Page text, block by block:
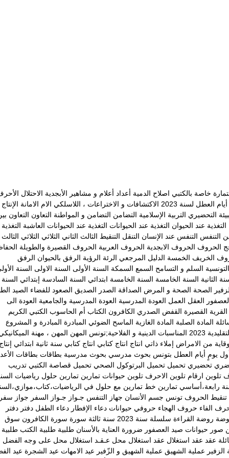
خاصة بالكتبي اصلاح الدمية أعداد أعلام و مشاهير الأبجدية الاحتلال
العطل لسنة 2023
الاكتشافات و الاختراعات ، اللاسلكي الام الامانة الإنتاج
التحضيري التربية الإسلامية التضامن التضامن و المواطنة التعاون التعاون
التغذية عند الحيوان التغذية عند الحيوانات التغذية عند الحيوانات العاشبة
التنفس التنفس عند الإنسان التنقل التنقيط الثالث الثاني الثلاثي الثلاثي الثالث
الحروف الحروف الابجدية الحروف العربية الحروف القصيرة والطويلة
الخريف الخمسة الدليل المرجعي الرئة الرؤية الرفق بالحيوان الرفق
السلم و التسامح السمع السمكة السنة الأولى السنة الاولى السنة
الثانية السنة الخامسة السنة الخامسة ابتدائي السنة السادسة إبتدائي السنة
الصحة الصحة و المرض الصداقة الصدر الصديق الصعود للفضاء الصيد
العقل العمل العودة المدرسية العودة المدرسية والجامعية العودة الى
القرية القصيرة القفض الصدري الكافرون الكتاب أم الحاسوب الكتبي الكريم
المادة الصلبة المادة الغازية الماسح الضوئي المبادرة المبادرة و المشروع
2023
المناسبات الدينية و الفلاحية;تونس المهن المهن ، مهنة
من الامراض إملاء ذاتي انتاج انتاج كتابي انتاج كتابي سنة ثانية ابتدائي إنتاج
يومٍ أيام العطل بتونس بحوث مدرسي بحوث مدرسية بطاقات بطاقات
تحضيري تحميل تحميل البرتوكول الصحي تحميل قصاصة الكتبي تدريب
تلوين ارقام تلوين الاحرف تلوين حيوانات تمارين تمارين حلول رياضيات
رابعة،أساسي تمارين خط تمارين مع حلول في
تنقيط الحروف تونس جسم الأنسان جهاز التنفس جـواز جـواز السفر جواز سفر
الفاء حروف الهجاء حروفي حيوانات دعاء الإفطار دعاء الطفل دفتر دفتر
روضة القراءة سلسلة سنة 2023 سنة ثالثة سورة سورة الكافرون سوق
صور حيوانات صيد العصفور ضرورة العناية بالأسنان طلبية طلبية الكتب طلبية
عقد عقد استغلال عقد استغلال محل عـقـد استغلال محل على وجه الفضل
الزفير عملية الشهيق عملية الشهيق و الزّفير عيد الامهات عيد الشجرة عيد